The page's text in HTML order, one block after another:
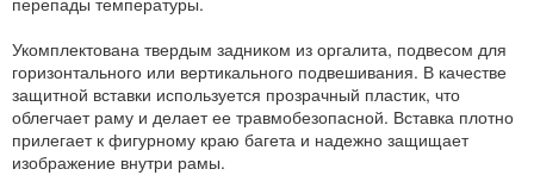
Укомплектована твердым задником из оргалита, подвесом для
горизонтального или вертикального подвешивания. В качестве
защитной вставки используется прозрачный пластик, что
облегчает раму и делает ее травмобезопасной. Вставка плотно
прилегает к фигурному краю багета и надежно защищает
изображение внутри рамы.